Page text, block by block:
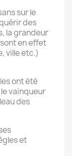
sur le
des
la grandeur
en effet
ville etc.)
ont été
vainqueur
des
et